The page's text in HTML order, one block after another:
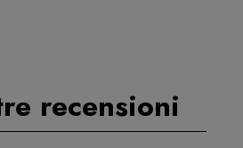
recensioni